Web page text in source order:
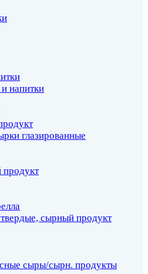
напитки
глазированные
продукт
сырный продукт
сыры/сырн. продукты